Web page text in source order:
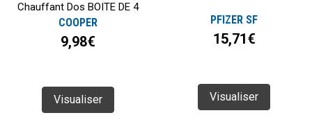
Chauffant Dos BOITE DE 4
COOPER
9,98€
Visualiser
PFIZER SF
15,71€
Visualiser